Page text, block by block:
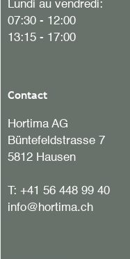
Lundi au vendredi:
07:30 - 12:00
13:15 - 17:00
Contact
Hortima AG
Büntefeldstrasse 7
5812 Hausen
T: +41 56 448 99 40
info@hortima.ch